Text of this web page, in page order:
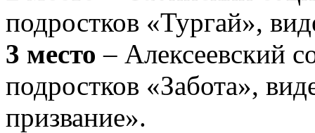
подростков «Тургай»,
3 место – Алексеевский
подростков «Забота»,
призвание».